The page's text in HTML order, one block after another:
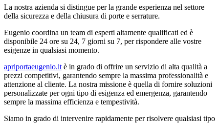
La nostra azienda si distingue per la grande esperienza nel settore
della sicurezza e della chiusura di porte e serrature.
Eugenio coordina un team di esperti altamente qualificati ed è
disponibile 24 ore su 24, 7 giorni su 7, per rispondere alle vostre
esigenze in qualsiasi momento.
apriportaeugenio.it è in grado di offrire un servizio di alta qualità a
prezzi competitivi, garantendo sempre la massima professionalità e
attenzione al cliente. La nostra missione è quella di fornire soluzioni
personalizzate per ogni tipo di esigenza ed emergenza, garantendo
sempre la massima efficienza e tempestività.
Siamo in grado di intervenire rapidamente per risolvere qualsiasi tipo